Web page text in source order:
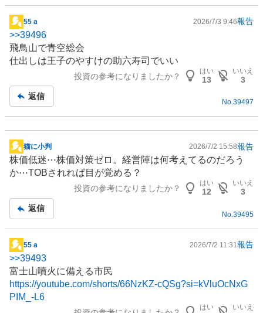
掲
示
板
記
55ａ 2026/7/3 9:46報告
>>39496
飛鳥山で青空総会
仕出しは王子のやすけの助六寿司でいい
投資の参考になりましたか？
はい
13
いいえ
3
返信
No.39497
掲
示
板
猫に小判 2026/7/2 15:58報告
株価低迷⋯株価対策ゼロ。経営陣は何考えてるのだろう
か⋯TOBされれば目が覚める？
投資の参考になりましたか？
はい
12
いいえ
3
返信
No. 39495
掲
示
板
記
事
55ａ 2026/7/2 11:31 報告
>>39493
富士山噴火に備える市民
https://youtube.com/shorts/66NzKZ-cQSg?si=kVluOcNxG
PIM_-L6
はい いいえ